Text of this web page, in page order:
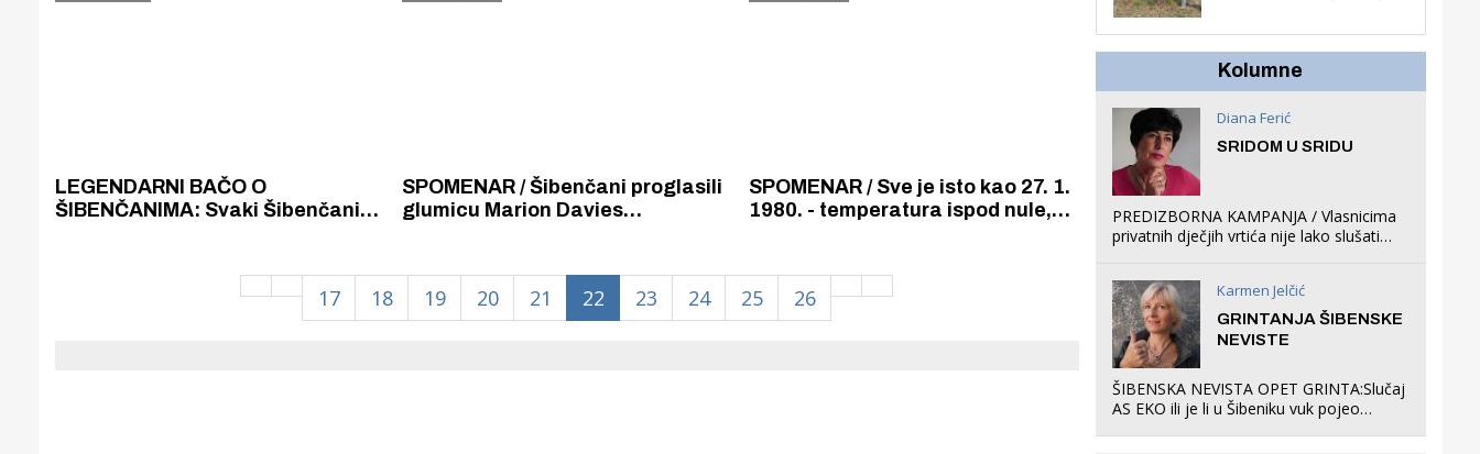
LEGENDARNI BAČO O
ŠIBENČANIMA: Svaki Šibenčanin
SPOMENAR / Šibenčani proglasili
glumicu Marion Davies
SPOMENAR / Sve je isto kao 27. 1.
1980. - temperatura ispod nule,
17 18 19 20 21 22 23 24 25 26
Kolumne
Diana Ferić
SRIDOM U SRIDU
PREDIZBORNA KAMPANJA / Vlasnicima
privatnih dječjih vrtića nije lako slušati
što oni rade u Šibeniku ne postoji
Karmen Jelčić
GRINTANJA ŠIBENSKE
NEVISTE
ŠIBENSKA NEVISTA OPET GRINTA:Slučaj
AS EKO ili je li u Šibeniku vuk pojeo